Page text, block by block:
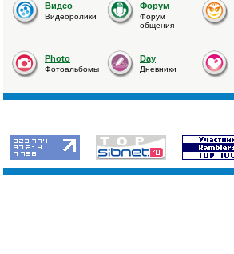
Видео
Видеоролики
Форум
Форум
общения
Photo
Фотоальбомы
Day
Дневники